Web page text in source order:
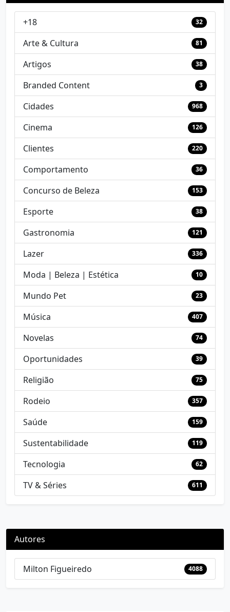
+18 32
Arte & Cultura 81
Artigos 38
Branded Content 3
Cidades 968
Cinema 126
Clientes 220
Comportamento 36
Concurso de Beleza 153
Esporte 38
Gastronomia 121
Lazer 336
Moda | Beleza | Estética 10
Mundo Pet 23
Música 407
Novelas 74
Oportunidades 39
Religião 75
Rodeio 357
Saúde 159
Sustentabilidade 119
Tecnologia 62
TV & Séries 611
Autores
Milton Figueiredo 4088